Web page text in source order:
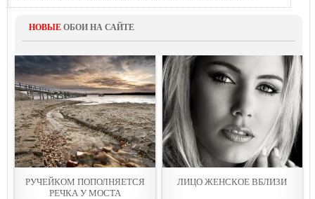
НОВЫЕ ОБОИ НА САЙТЕ
РУЧЕЙКOМ ПОПОЛНЯЕТСЯ
РЕЧКА У МОСТА
ЛИЦO ЖЕНСКОЕ ВБЛИЗИ